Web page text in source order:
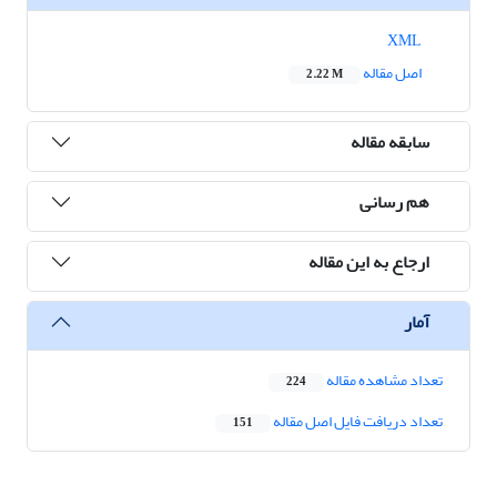
اصل مقاله
2.22 M
سابقه مقاله
هم رسانی
ارجاع به این مقاله
آمار
تعداد مشاهده مقاله 224
تعداد دریافت فایل اصل مقاله 151